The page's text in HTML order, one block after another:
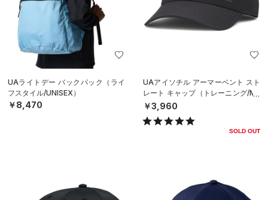
UAライトデー バックパック（ライ
フスタイル/UNISEX）
￥8,470
UAアイソチル アーマーベント スト
レート キャップ（トレーニング/ME
N）
￥3,960
SOLD OUT